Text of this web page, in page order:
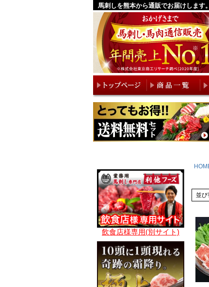
馬刺しを熊本から通販でお届けします。
飲食店様専用(別サイト)
並び